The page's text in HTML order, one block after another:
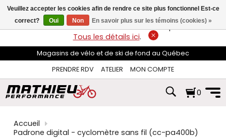
flèches
haut
et
pour
sélectionner
disponible.
Appuyez
pour
accéder
LIVRAISON GRATUITEsur les commandes de plus de 74$*.
Tous les détails ici.
Magasins de vélo et de ski de fond au Québec
PRENDRE RDV
ATELIER MON COMPTE
0
Accueil
Padrone digital - cyclomètre sans fil (cc-pa400b)
Veuillez accepter les cookies afin de rendre ce site plus fonctionnel Est-ce
correct?
Oui Non En savoir plus sur les témoins (cookies) »